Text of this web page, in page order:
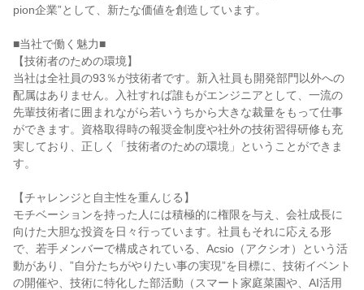
pion企業”として、新たな価値を創造しています。
■当社で働く魅力■
【技術者のための環境】
当社は全社員の93％が技術者です。新入社員も開発部門以外への
配属はありません。入社すれば誰もがエンジニアとして、一流の
先輩技術者に囲まれながら若いうちから大きな裁量をもって仕事
ができます。資格取得時の報奨金制度や社外の技術習得研修も充
実しており、正しく「技術者のための環境」ということができま
す。
【チャレンジと自主性を重んじる】
モチベーションを持った人には積極的に権限を与え、会社成長に
向けた大胆な投資を日々行っています。社員もそれに応える形
で、若手メンバーで構成されている、Acsio（アクシオ）という活
動があり、”自分たちがやりたい事の実現”を目標に、技術イベント
の開催や、技術に特化した部活動（スマート家庭菜園や、AI活用